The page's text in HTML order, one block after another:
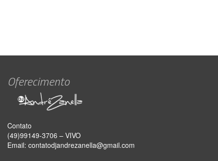
Oferecimento
Contato
(49)99149-3706 – VIVO
Email: contatodjandrezanella@gmail.com